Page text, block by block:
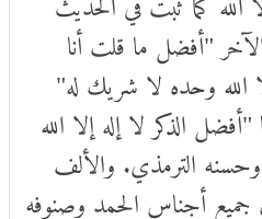
"أفضل ما قلت أنا
الله وحده لا شريك له"
الذكر لا إله إلا الله
الترمذي. والألف
جميع أجناس الحمد وصنوفه